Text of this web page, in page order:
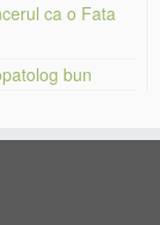
ca o Fata
bun